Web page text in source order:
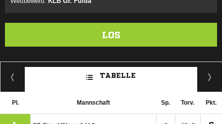
LOS
TABELLE
Pl. Mannschaft Sp. Torv. Pkt.